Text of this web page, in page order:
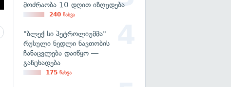
მოძრაობა 10 დღით იზღუდება
240 ნახვა
"ბლექ სი პეტროლიუმმა"
რუსული ნედლი ნავთობის
ჩანაცვლება დაიწყო —
განცხადება
175 ნახვა